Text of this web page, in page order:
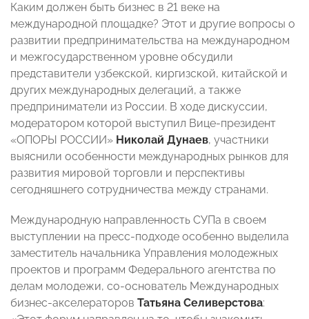
Каким должен быть бизнес в 21 веке на
международной площадке? Этот и другие вопросы о
развитии предпринимательства на международном
и межгосударственном уровне обсудили
представители узбекской, киргизской, китайской и
других международных делегаций, а также
предприниматели из России. В ходе дискуссии,
модератором которой выступил Вице-президент
«ОПОРЫ РОССИИ» Николай Дунаев, участники
выяснили особенности международных рынков для
развития мировой торговли и перспективы
сегодняшнего сотрудничества между странами.
Международную направленность СУПа в своем
выступлении на пресс-подходе особенно выделила
заместитель начальника Управления молодежных
проектов и программ Федерального агентства по
делам молодежи, со-основатель Международных
бизнес-акселераторов Татьяна Селиверстова: